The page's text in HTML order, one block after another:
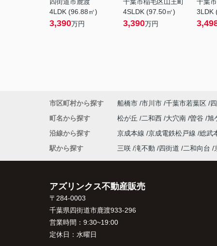
4LDK (96.88㎡)
3,390万円
4SLDK (97.50㎡)
3,390万円
3LDK
市区町村から探す 船橋市 市川市 千葉市若葉区
町名から探す
松が丘 二和西 大穴南 曽谷
旭
沿線から探す
京成本線 京成電鉄松戸線 総武
駅から探す
三咲 滝不動 四街道 二和向台
アズリンクス不動産販売
〒284-0003
千葉県四街道市鹿渡933-296
営業時間： 9:30~19:00
定休日： 水曜日